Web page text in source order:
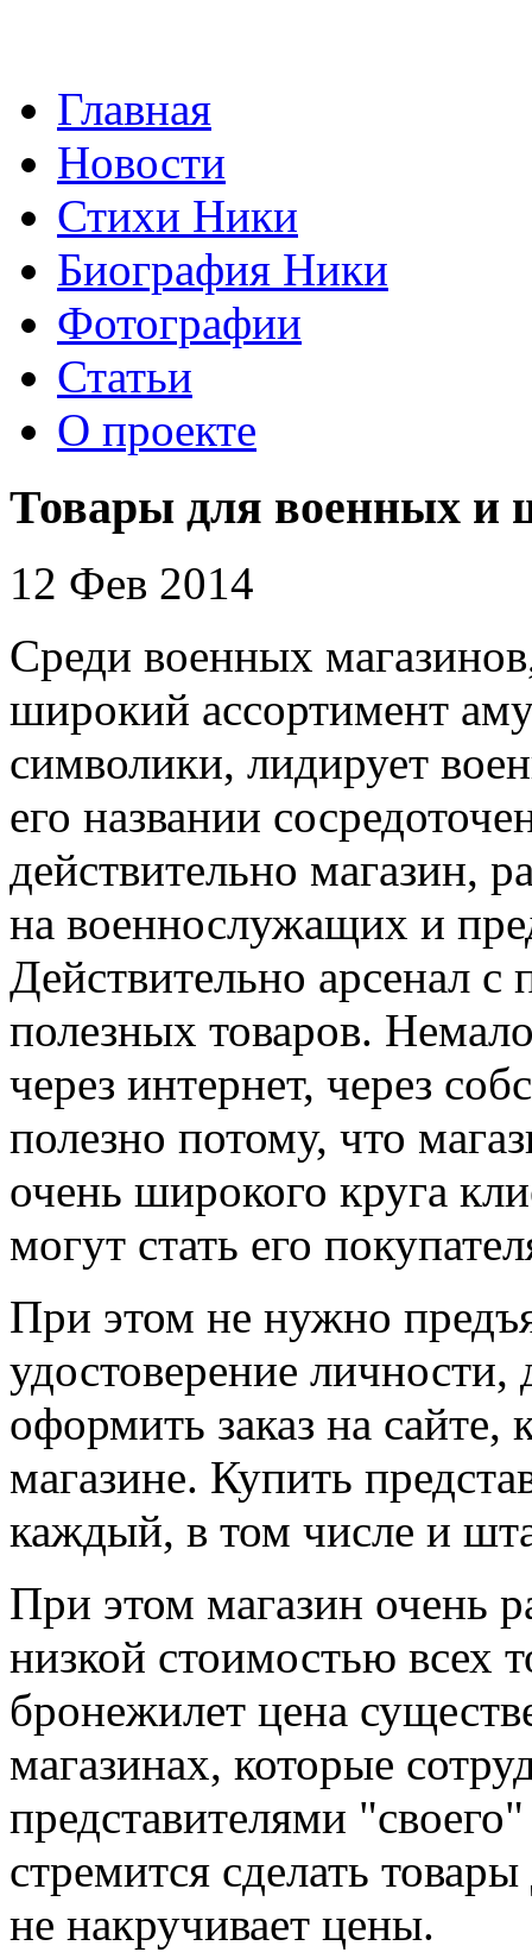
Главная
Новости
Стихи Ники
Биография Ники
Фотографии
Статьи
О проекте
Товары для военных и
12 Фев 2014
Среди военных
широкий ассортимент
символики, лидирует
его названии
действительно магазин,
на военнослужащих и
Действительно арсенал
полезных товаров.
через интернет, через
полезно потому, что
очень широкого круга
могут стать его
При этом не нужно
удостоверение личности,
оформить заказ на
магазине. Купить
каждый, в том числе и
При этом магазин очень
низкой стоимостью всех
бронежилет цена
магазинах, которые
представителями
стремится сделать
не накручивает цены.